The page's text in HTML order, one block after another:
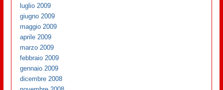
luglio 2009
giugno 2009
maggio 2009
aprile 2009
marzo 2009
febbraio 2009
gennaio 2009
dicembre 2008